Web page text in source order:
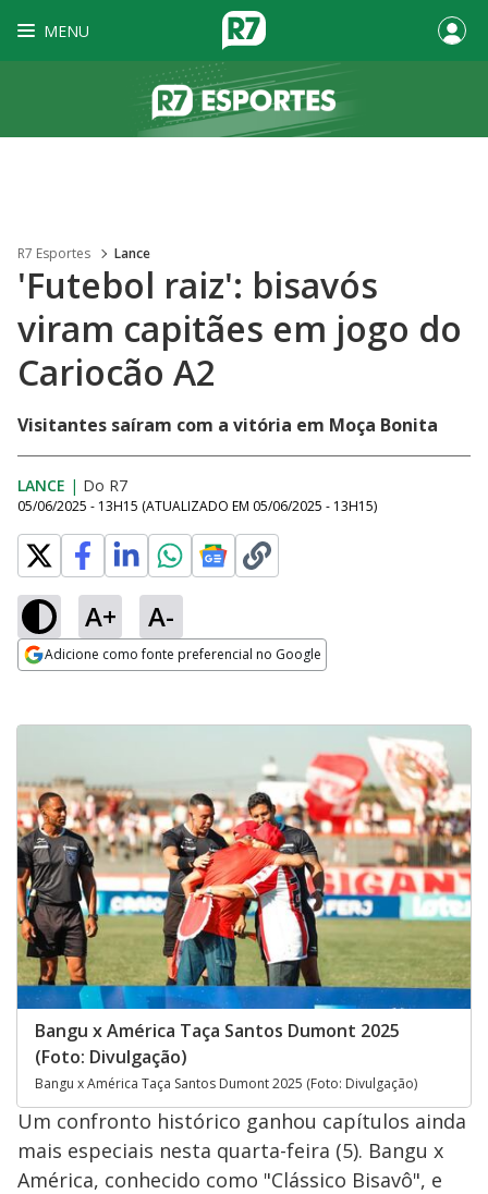
MENU
R7 Esportes Lance
'Futebol raiz': bisavós
viram capitães em jogo do
Cariocão A2
Visitantes saíram com a vitória em Moça Bonita
LANCE | Do R7
05/06/2025 - 13H15 (ATUALIZADO EM 05/06/2025 - 13H15)
A+ A-
Adicione como fonte preferencial no Google
Bangu x América Taça Santos Dumont 2025
(Foto: Divulgação)
Bangu x América Taça Santos Dumont 2025 (Foto: Divulgação)
Um confronto histórico ganhou capítulos ainda
mais especiais nesta quarta-feira (5). Bangu x
América, conhecido como "Clássico Bisavô", e